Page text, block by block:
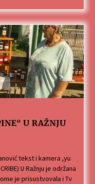
U RAŽNJU
tekst i kamera ,yu
U Ražnju je održana
je prisustvovala i Tv